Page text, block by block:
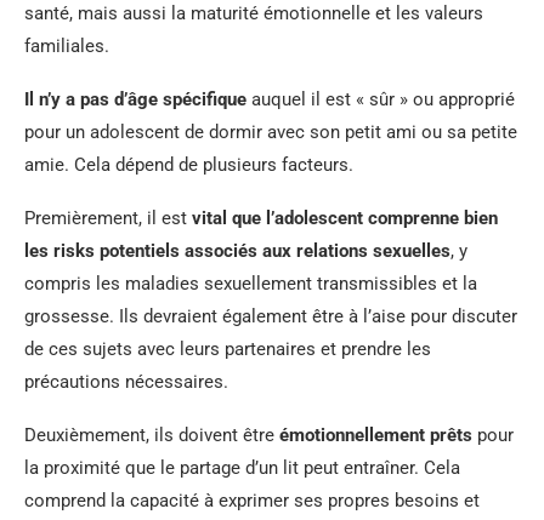
santé, mais aussi la maturité émotionnelle et les valeurs
familiales.
Il n’y a pas d’âge spécifique auquel il est « sûr » ou approprié
pour un adolescent de dormir avec son petit ami ou sa petite
amie. Cela dépend de plusieurs facteurs.
Premièrement, il est vital que l’adolescent comprenne bien
les risks potentiels associés aux relations sexuelles, y
compris les maladies sexuellement transmissibles et la
grossesse. Ils devraient également être à l’aise pour discuter
de ces sujets avec leurs partenaires et prendre les
précautions nécessaires.
Deuxièmement, ils doivent être émotionnellement prêts pour
la proximité que le partage d’un lit peut entraîner. Cela
comprend la capacité à exprimer ses propres besoins et